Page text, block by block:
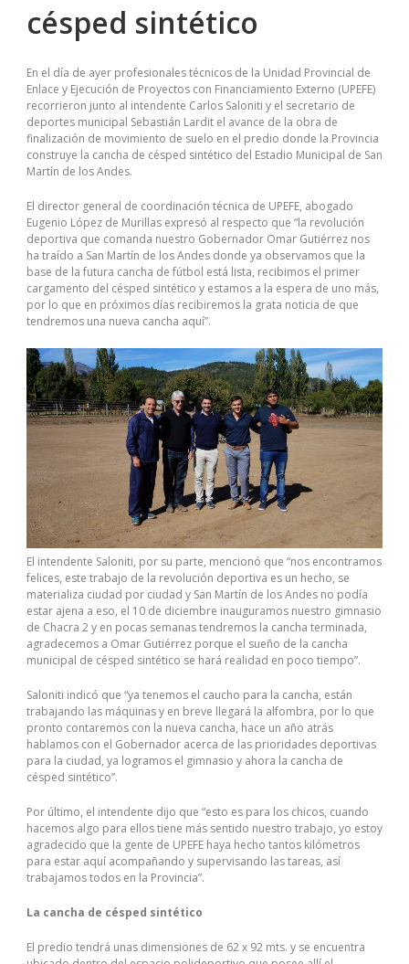
césped sintético
En el día de ayer profesionales técnicos de la Unidad Provincial de
Enlace y Ejecución de Proyectos con Financiamiento Externo (UPEFE)
recorrieron junto al intendente Carlos Saloniti y el secretario de
deportes municipal Sebastián Lardit el avance de la obra de
finalización de movimiento de suelo en el predio donde la Provincia
construye la cancha de césped sintético del Estadio Municipal de San
Martín de los Andes.
El director general de coordinación técnica de UPEFE, abogado
Eugenio López de Murillas expresó al respecto que “la revolución
deportiva que comanda nuestro Gobernador Omar Gutiérrez nos
ha traído a San Martín de los Andes donde ya observamos que la
base de la futura cancha de fútbol está lista, recibimos el primer
cargamento del césped sintético y estamos a la espera de uno más,
por lo que en próximos días recibiremos la grata noticia de que
tendremos una nueva cancha aquí”.
El intendente Saloniti, por su parte, mencionó que “nos encontramos
felices, este trabajo de la revolución deportiva es un hecho, se
materializa ciudad por ciudad y San Martín de los Andes no podía
estar ajena a eso, el 10 de diciembre inauguramos nuestro gimnasio
de Chacra 2 y en pocas semanas tendremos la cancha terminada,
agradecemos a Omar Gutiérrez porque el sueño de la cancha
municipal de césped sintético se hará realidad en poco tiempo”.
Saloniti indicó que “ya tenemos el caucho para la cancha, están
trabajando las máquinas y en breve llegará la alfombra, por lo que
pronto contaremos con la nueva cancha, hace un año atrás
hablamos con el Gobernador acerca de las prioridades deportivas
para la ciudad, ya logramos el gimnasio y ahora la cancha de
césped sintético”.
Por último, el intendente dijo que “esto es para los chicos, cuando
hacemos algo para ellos tiene más sentido nuestro trabajo, yo estoy
agradecido que la gente de UPEFE haya hecho tantos kilómetros
para estar aquí acompañando y supervisando las tareas, así
trabajamos todos en la Provincia”.
La cancha de césped sintético
El predio tendrá unas dimensiones de 62 x 92 mts. y se encuentra